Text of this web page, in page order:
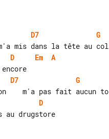
D7
G
D Em
A
D7
G
D